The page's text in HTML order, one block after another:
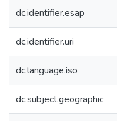
dc.identifier.esap
dc.identifier.uri
dc.language.iso
dc.subject.geographic